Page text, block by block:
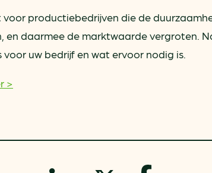
Besparen
voor productiebedrijven die de
en daarmee de marktwaarde vergroten.
uw bedrijf en wat ervoor nodig is.
>